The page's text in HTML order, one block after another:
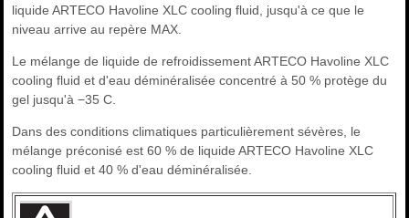
liquide ARTECO Havoline XLC cooling fluid, jusqu'à ce que le
niveau arrive au repère MAX.
Le mélange de liquide de refroidissement ARTECO Havoline XLC
cooling fluid et d'eau déminéralisée concentré à 50 % protège du
gel jusqu'à −35 C.
Dans des conditions climatiques particulièrement sévères, le
mélange préconisé est 60 % de liquide ARTECO Havoline XLC
cooling fluid et 40 % d'eau déminéralisée.